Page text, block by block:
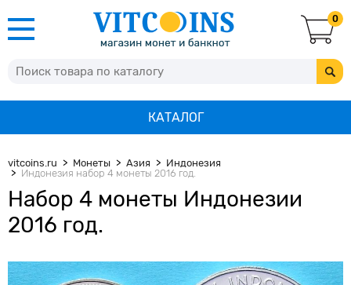
0
КАТАЛОГ
vitcoins.ru Монеты Азия
Индонезия
Индонезия набор 4 монеты 2016 год.
Набор 4 монеты Индонезии
2016 год.